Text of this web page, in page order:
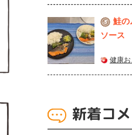
3
鮭の
ソース
健康お
新着コ